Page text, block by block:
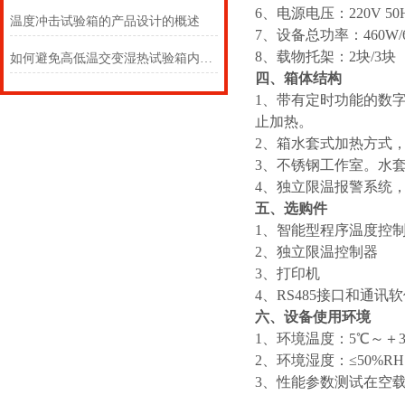
温度冲击试验箱的产品设计的概述
如何避免高低温交变湿热试验箱内出现结露现象
6、电源电压：220V
7、设备总功率：460W/
8、载物托架：2块/3块
四、箱体结构
1、带有定时功能的数
止加热。
2、箱水套式加热方式
3、不锈钢工作室。水
4、独立限温报警系统
五、选购件
1、智能型程序温度控
2、独立限温控制器
3、打印机
4、RS485接口和通讯
六、设备使用环境
1、环境温度：5℃～＋
2、环境湿度：
3、性能参数测试在空